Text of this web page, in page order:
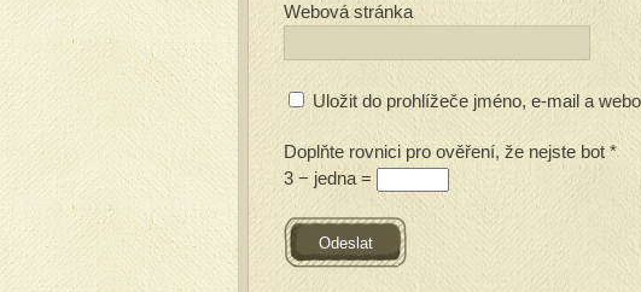
Webová stránka
Uložit do prohlížeče jméno, e-mail a
Doplňte rovnici pro ověření, že nejste bot *
3 − jedna =